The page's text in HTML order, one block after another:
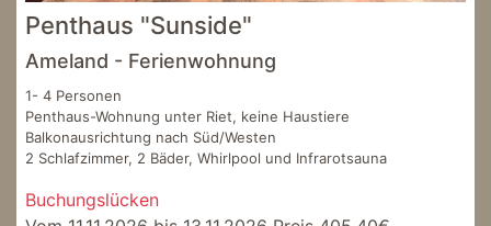
Penthaus "Sunside"
Ameland - Ferienwohnung
1- 4 Personen
Penthaus-Wohnung unter Riet, keine Haustiere
Balkonausrichtung nach Süd/Westen
2 Schlafzimmer, 2 Bäder, Whirlpool und Infrarotsauna
Buchungslücken